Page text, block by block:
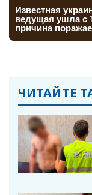
ЧИТАЙТЕ